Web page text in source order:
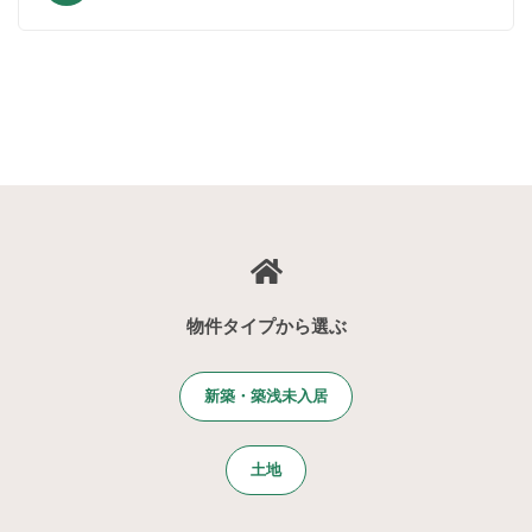
物件タイプから選ぶ
新築・築浅未入居
土地